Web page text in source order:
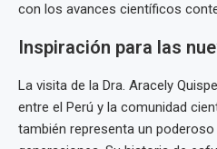
con los avances científicos
Inspiración para las
La visita de la Dra. Aracely
entre el Perú y la comunidad
también representa un